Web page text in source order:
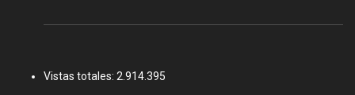
Vistas totales: 2.914.395